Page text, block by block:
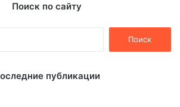
Поиск по сайту
публикации